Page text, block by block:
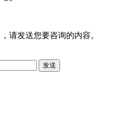
请发送您要咨询的内容。